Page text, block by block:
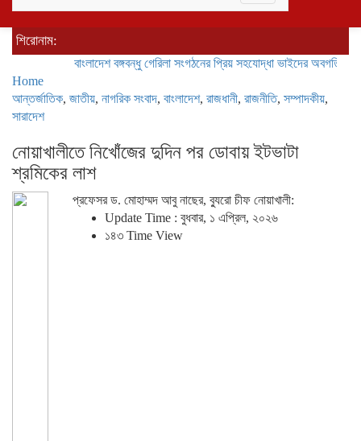
navigation
শিরোনাম:
বাংলাদেশ বঙ্গবন্ধু গেরিলা সংগঠনের প্রিয় সহযোদ্ধা ভাইদের অবগতির জন্য
Home
আন্তর্জাতিক, জাতীয়, নাগরিক সংবাদ, বাংলাদেশ, রাজধানী, রাজনীতি, সম্পাদকীয়,
সারাদেশ
নোয়াখালীতে নিখোঁজের দুদিন পর ডোবায় ইটভাটা
শ্রমিকের লাশ
প্রফেসর ড. মোহাম্মদ আবু নাছের, ব্যুরো চীফ নোয়াখালী:
Update Time : বুধবার, ১ এপ্রিল, ২০২৬
১৪৩ Time View